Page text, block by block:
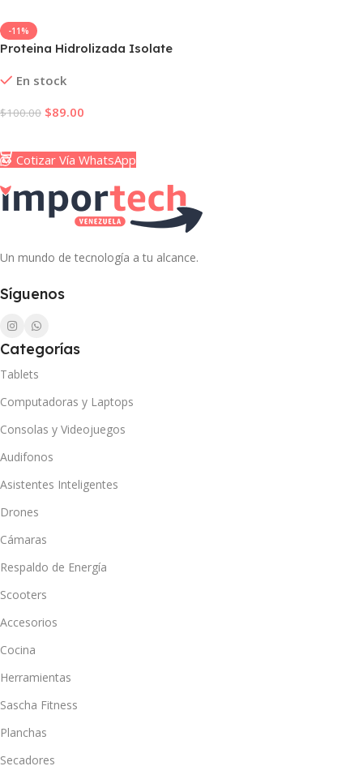
-11%
Proteina Hidrolizada Isolate
de Maní
En stock
$100.00 $89.00
Cotizar Vía WhatsApp
Un mundo de tecnología a tu alcance.
Síguenos
Categorías
Tablets
Computadoras y Laptops
Consolas y Videojuegos
Audifonos
Asistentes Inteligentes
Drones
Cámaras
Respaldo de Energía
Scooters
Accesorios
Cocina
Herramientas
Sascha Fitness
Planchas
Secadores